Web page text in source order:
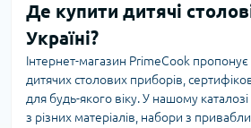
Де купити дитячі
Україні?
Інтернет-магазин PrimeCook
дитячих столових приборів,
для будь-якого віку. У нашому
з різних матеріалів, набори з